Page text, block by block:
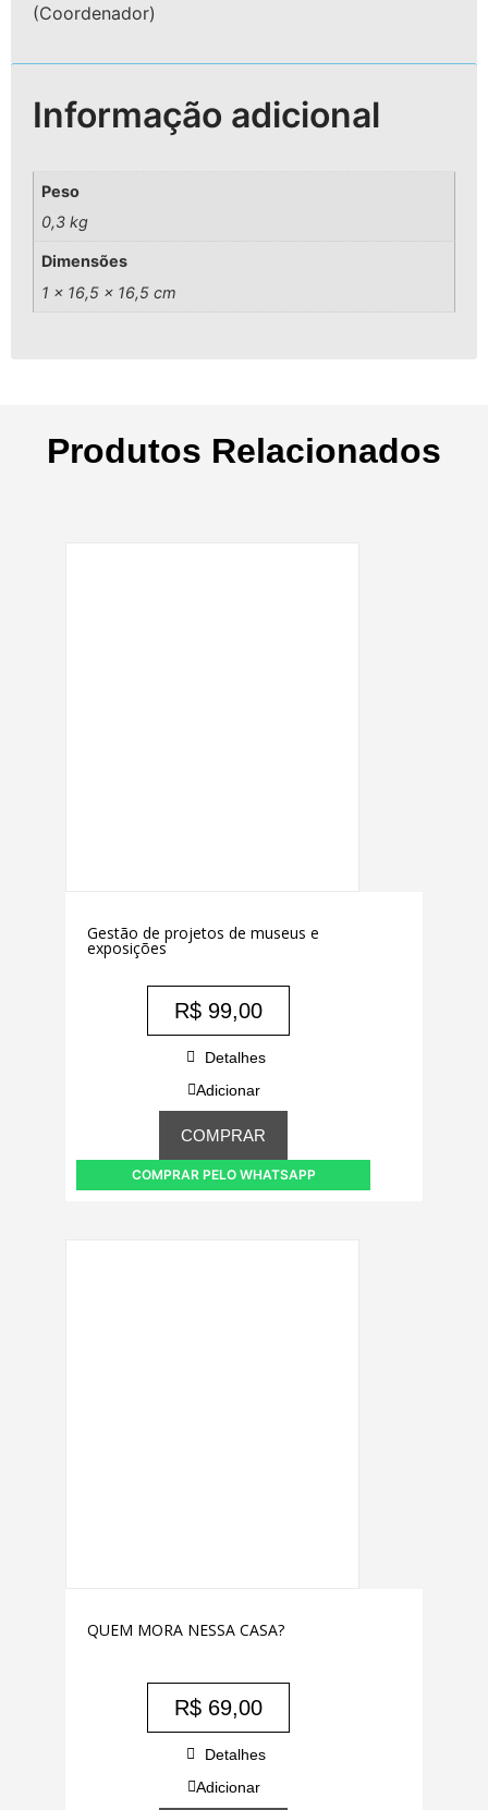
(Coordenador)
Informação adicional
Peso
0,3 kg
Dimensões
1 × 16,5 × 16,5 cm
Produtos Relacionados
Gestão de projetos de museus e
exposições
R$99,00
Detalhes
Adicionar
COMPRAR
COMPRAR PELO WHATSAPP
QUEM MORA NESSA CASA?
R$69,00
Detalhes
Adicionar